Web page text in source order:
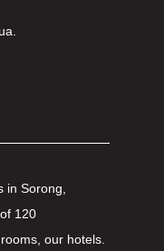
in Sorong,
120
our hotels.